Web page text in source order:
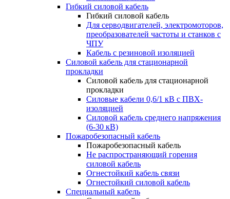
Гибкий силовой кабель
Гибкий силовой кабель
Для серводвигателей, электромоторов,
преобразователей частоты и станков с
ЧПУ
Кабель с резиновой изоляцией
Силовой кабель для стационарной
прокладки
Силовой кабель для стационарной
прокладки
Силовые кабели 0,6/1 кВ с ПВХ-
изоляцией
Силовой кабель среднего напряжения
(6-30 кВ)
Пожаробезопасный кабель
Пожаробезопасный кабель
Не распространяющий горения
силовой кабель
Огнестойкий кабель связи
Огнестойкий силовой кабель
Специальный кабель